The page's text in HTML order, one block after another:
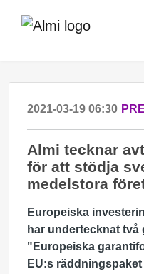
2021-03-19 06:30
Almi tecknar
för att stödja
medelstora
Europeiska
har undertecknat två
"Europeiska
EU:s